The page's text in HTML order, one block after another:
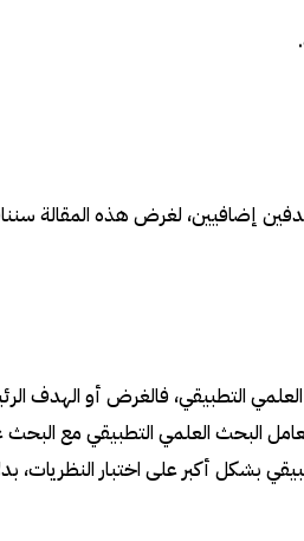
إضافيين، لغرض هذه
التطبيقي، فالغرض أو الهدف
البحث العلمي التطبيقي مع
بشكل أكبر على اختبار